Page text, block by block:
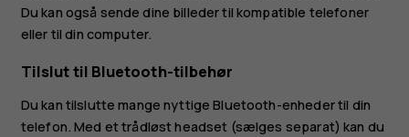
Du kan også sende dine billeder til kompatible telefoner
eller til din computer.
Tilslut til Bluetooth-tilbehør
Du kan tilslutte mange nyttige Bluetooth-enheder til din
telefon. Med et trådløst headset (sælges separat) kan du